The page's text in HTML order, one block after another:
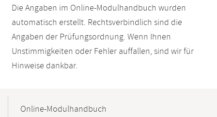
Die Angaben im Online-Modulhandbuch wurden
automatisch erstellt. Rechtsverbindlich sind die
Angaben der Prüfungsordnung. Wenn Ihnen
Unstimmigkeiten oder Fehler auffallen, sind wir für
Hinweise dankbar.
NavigationOnline-Modulhandbuch